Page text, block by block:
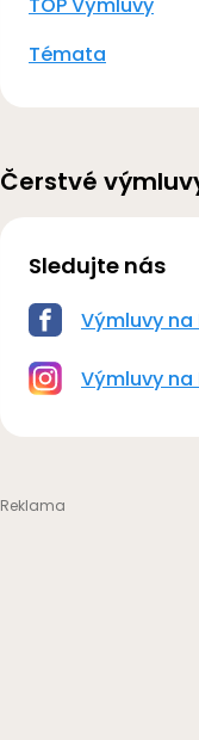
Témata
Čerstvé
Sledujte nás
Výmluvy
Výmluvy